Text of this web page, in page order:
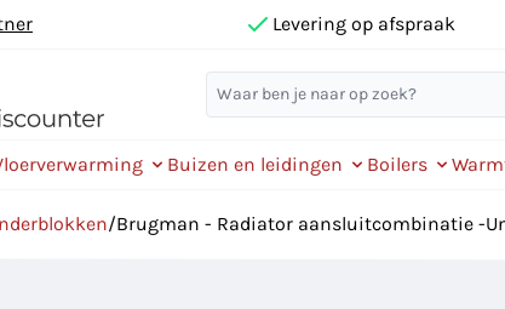
Levering op afspraak
Buizen en leidingen Boilers
/Brugman - Radiator aansluitcombinatie -